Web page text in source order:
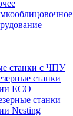
станки с ЧПУ
станки
ECO
станки
Nesting